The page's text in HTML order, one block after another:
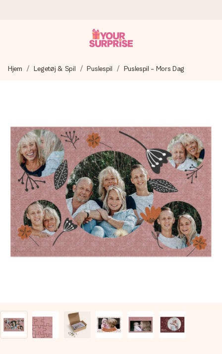
Vi laver din gave med omhu og sender den lynhurtigt – så
4,7 (baseret på +15.000 anmeldelser)
Vores gaver inspirerer. Kunderne giver os 4,7 på Google
Reviews.
Gratis kort med hilsen
Lav noget særligt i blot få trin – med hendes navn, et
billede af dig eller en besked, der går lige i hendes hjerte.
Intet besvær men udelukkende en masse kærlighed i
øjeblikket.
Hjem Legetøj & Spil Puslespil Puslespil - Mors Dag